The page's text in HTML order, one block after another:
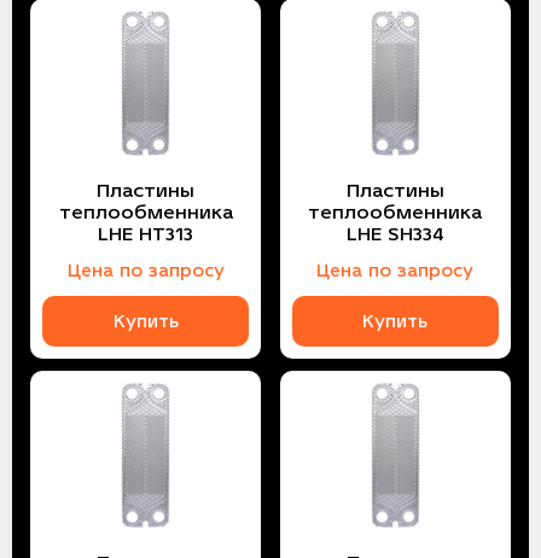
Пластины
теплообменника
LHE HT313
Цена по запросу
Купить
Пластины
теплообменника
LHE SH334
Цена по запросу
Купить